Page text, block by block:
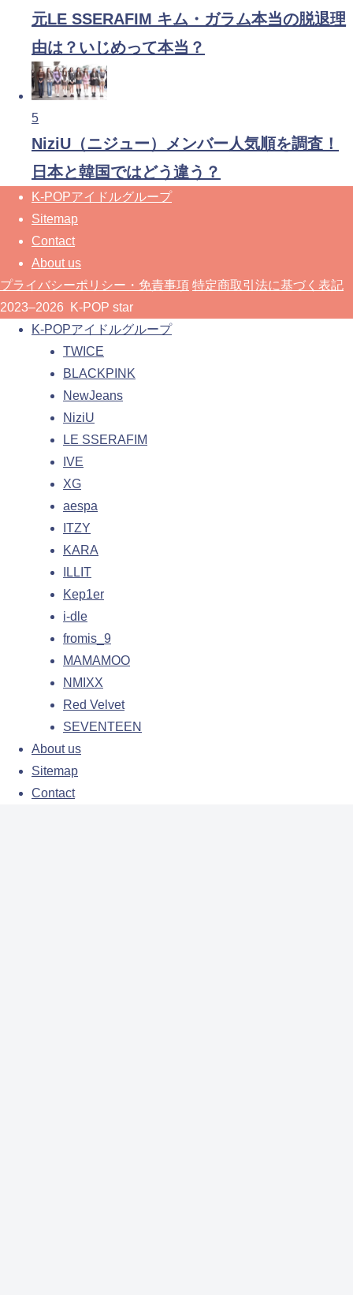
元LE SSERAFIM キム・ガラム本当の脱退理
由は？いじめって本当？
5
NiziU（ニジュー）メンバー人気順を調査！
日本と韓国ではどう違う？
K-POPアイドルグループ
Sitemap
Contact
About us
プライバシーポリシー・免責事項 特定商取引法に基づく表記
2023–2026 K-POP star
K-POPアイドルグループ
TWICE
BLACKPINK
NewJeans
NiziU
LE SSERAFIM
IVE
XG
aespa
ITZY
KARA
ILLIT
Kep1er
i-dle
fromis_9
MAMAMOO
NMIXX
Red Velvet
SEVENTEEN
About us
Sitemap
Contact